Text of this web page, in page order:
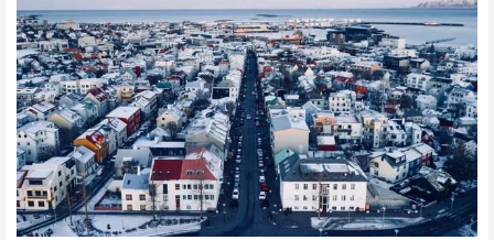
逼平阿根廷的 ”业余队”冰岛 人家
的景色却美得很”专